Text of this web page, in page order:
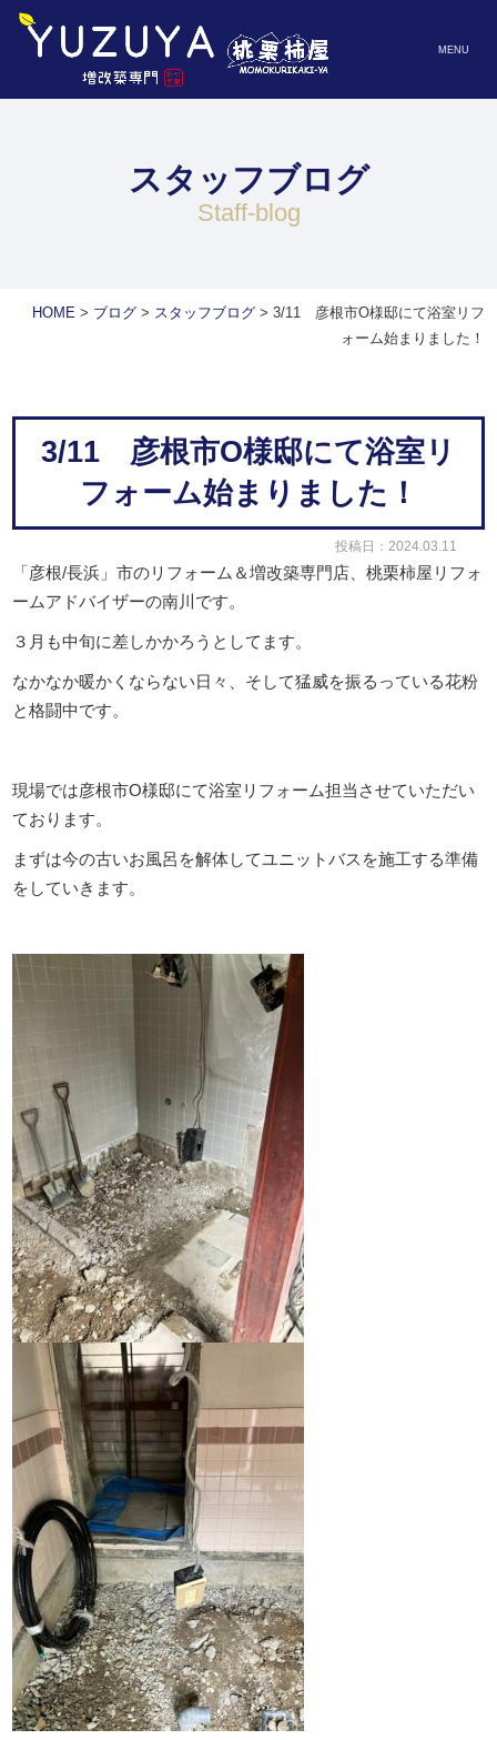
MENU
スタッフブログ
staff-blog
HOME> ブログ> スタッフブログ> 3/11 彦根市O様邸にて浴室リフ
ォーム始まりました！
3/11 彦根市O様邸にて浴室リ
フォーム始まりました！
投稿日：2024.03.11
「彦根/長浜」市のリフォーム＆増改築専門店、桃栗柿屋リフォ
ームアドバイザーの南川です。
３月も中旬に差しかかろうとしてます。
なかなか暖かくならない日々、そして猛威を振るっている花粉
と格闘中です。
現場では彦根市O様邸にて浴室リフォーム担当させていただい
ております。
まずは今の古いお風呂を解体してユニットバスを施工する準備
をしていきます。